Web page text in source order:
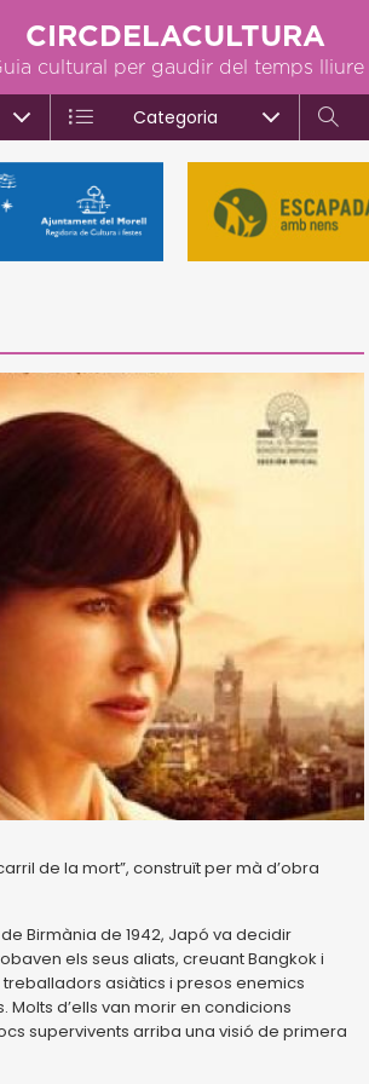
CIRCDELACULTURA
cultural per gaudir del temps lliure
Categoria
de la mort”, construït per mà d’obra
Birmània de 1942, Japó va decidir
els seus aliats, creuant Bangkok i
asiàtics i presos enemics
d’ells van morir en condicions
supervivents arriba una visió de primera